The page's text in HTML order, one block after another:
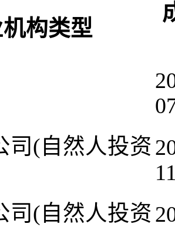
构类型
司(自然人投资
司(自然人投资